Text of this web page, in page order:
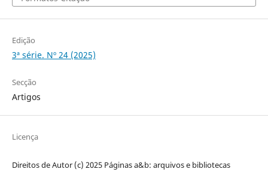
Edição
3ª série. Nº 24 (2025)
Secção
Artigos
Licença
Direitos de Autor (c) 2025 Páginas a&b: arquivos e bibliotecas